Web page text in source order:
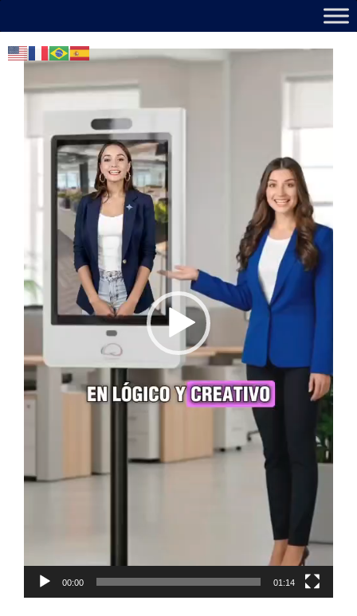
TOTEMS IA
Si tu tótem no conversa, es solo un
cartel. En Lógico y Creativo damos
vida a las pantallas.
Cada avatar es a medida: apariencia,
comportamiento y funciones, con
conversación en tiempo real, acciones
inmediatas, QR, agenda, WhatsApp y
métricas para mejorar a diario. Eso
nos hace innovadores y únicos en el
Reproductor
00:00 01:14